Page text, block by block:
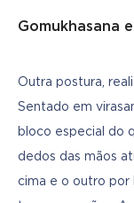
Gomukhasana
Outra postura,
Sentado em
bloco especial do
dedos das mãos
cima e o outro por